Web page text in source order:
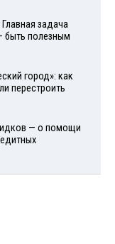
задача
быть полезным
город»: как
перестроить
— о помощи